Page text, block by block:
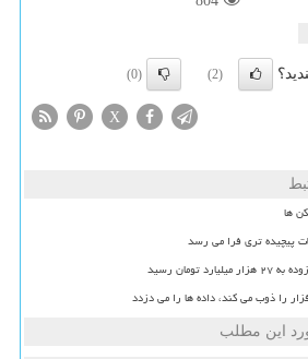
(2)
(0)
X
ها
پیچیده تری فرا می رسد
رسید
را ذوب می کند، داده ها را می دزدد
این مطلب